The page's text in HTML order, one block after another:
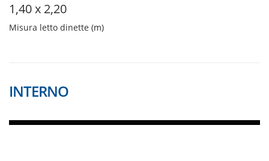
1,40 x 2,20
Misura letto dinette (m)
INTERNO